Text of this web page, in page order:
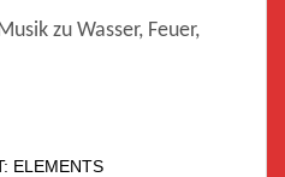
zu Wasser, Feuer,
ELEMENTS